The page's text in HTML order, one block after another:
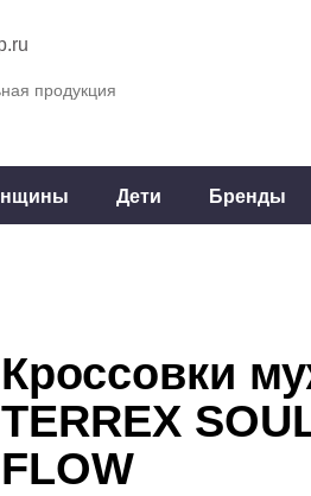
продукция
Дети Бренды
Кроссовки
TERREX
FLOW